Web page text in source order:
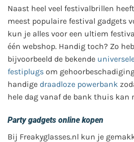
kan
gekozen
op
de
productpagina
Naast heel veel festivalbrillen
meest populaire festival gadgets
kun je alles voor een ultiem
één webshop. Handig toch? Zo
bijvoorbeeld de bekende
festiplugs om
handige draadloze powerbank
hele dag vanaf de bank thuis kan
Party gadgets online kopen
Bij Freakyglasses.nl kun je